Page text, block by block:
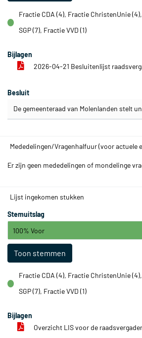
voor
Fractie CDA (4), Fractie ChristenUnie
SGP (7), Fractie VVD (1)
Bijlagen
2026-04-21 Besluitenlijst
Besluit
De gemeenteraad van Molenlanden stelt
Mededelingen/Vragenhalfuur (voor actuele
Er zijn geen mededelingen of mondelinge
Lijst ingekomen stukken
Stemuitslag
100% Voor
Toon stemmen
voor
Fractie CDA (4), Fractie ChristenUnie
SGP (7), Fractie VVD (1)
Bijlagen
Overzicht LIS voor de